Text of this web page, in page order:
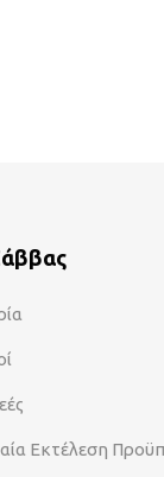
Εκτέλεση